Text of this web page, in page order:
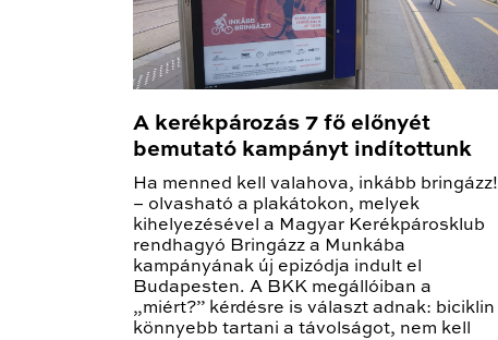
A kerékpározás 7 fő előnyét
bemutató kampányt indítottunk
Ha menned kell valahova, inkább bringázz!
– olvasható a plakátokon, melyek
kihelyezésével a Magyar Kerékpárosklub
rendhagyó Bringázz a Munkába
kampányának új epizódja indult el
Budapesten. A BKK megállóiban a
„miért?” kérdésre is választ adnak: biciklin
könnyebb tartani a távolságot, nem kell